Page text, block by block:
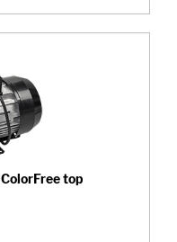
top